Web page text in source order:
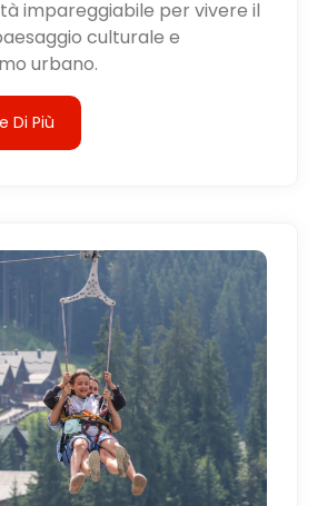
impareggiabile per vivere il
culturale e
urbano.
Di Più